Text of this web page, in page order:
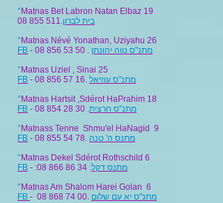
° Matnas Bet Labron Natan Elbaz 19
08 855 511.בית לברון
° Matnas Névé Yonathan, Uziyahu 26
FB - 08 856 53 50 . מתנ"ס נווה יהונתן
° Matnas Uziel , Sinai 25
FB - 08 856 57 16. מתנ"ס עוזיאל
° Matnas Hartsit ,Sdérot HaPrahim 18
FB - 08 854 28 30 .מתנ"ס חרצית
° Matnass Tenne Shmu'el HaNagid 9
FB - 08 855 54 78. מתנס ה' טנה
° Matnas Dekel Sdérot Rothschild 6
FB - :08 866 86 34 .מתנס דקל
° Matnas Am Shalom Harei Golan 6
FB - 08 868 74 00. מתנ"ס יא עם שלום